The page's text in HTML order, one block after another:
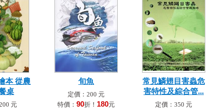
本 從農
桌
元
旬魚
定價：200 元
特價： 90折！ 180元
常見鱗翅目害蟲危
害特性及綜合管...
定價：350 元